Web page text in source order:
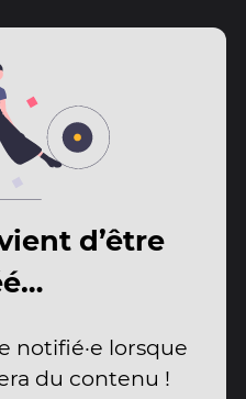
d’être
notifié·e lorsque
du contenu !